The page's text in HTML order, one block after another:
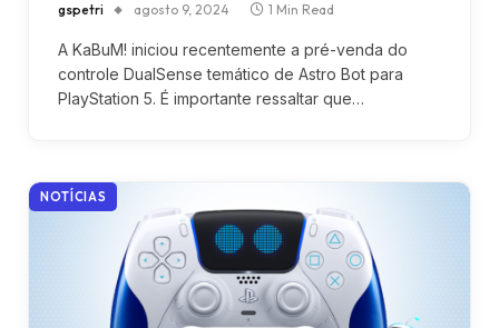
gspetri agosto 9, 2024 1 Min Read
A KaBuM! iniciou recentemente a pré-venda do
controle DualSense temático de Astro Bot para
PlayStation 5. É importante ressaltar que…
NOTÍCIAS